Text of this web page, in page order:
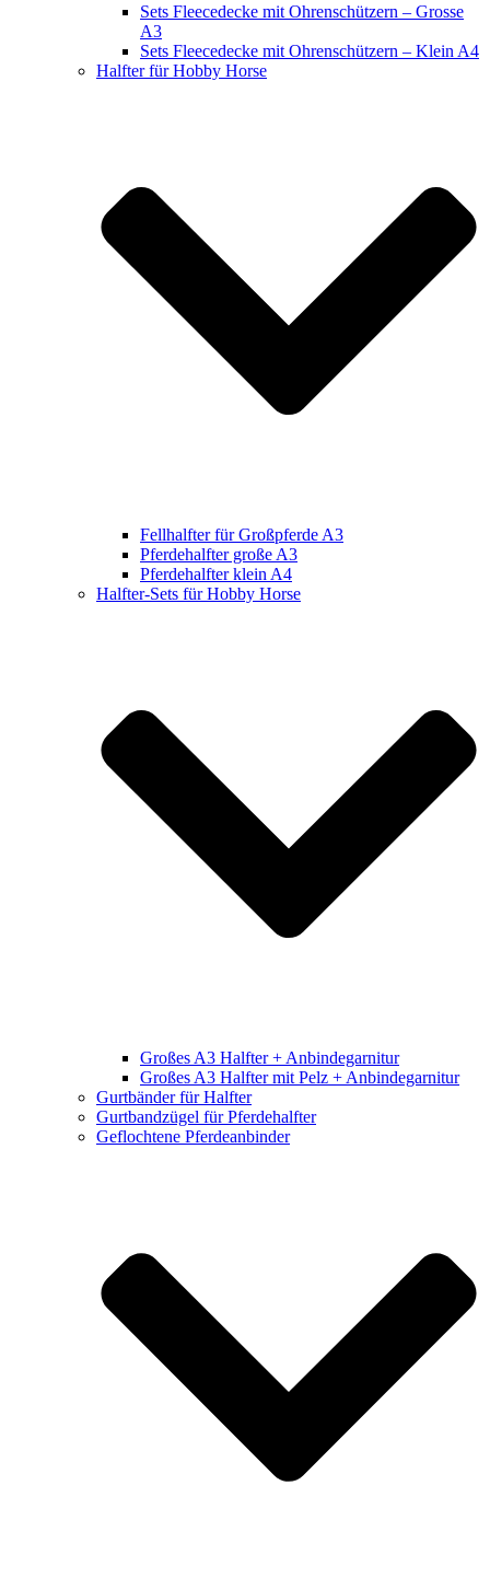
Sets Fleecedecke mit Ohrenschützern – Grosse
A3
Sets Fleecedecke mit Ohrenschützern – Klein A4
Halfter für Hobby Horse
Fellhalfter für Großpferde A3
Pferdehalfter große A3
Pferdehalfter klein A4
Halfter-Sets für Hobby Horse
Großes A3 Halfter + Anbindegarnitur
Großes A3 Halfter mit Pelz + Anbindegarnitur
Gurtbänder für Halfter
Gurtbandzügel für Pferdehalfter
Geflochtene Pferdeanbinder